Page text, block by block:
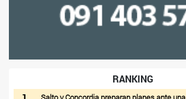
RANKING
Salto y Concordia preparan planes ante una